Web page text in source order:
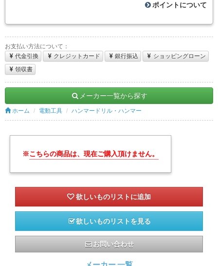
ポイントについて
お支払い方法について：
代金引換
クレジットカード 銀行振込
ショッピングローン
領収書
メーカー一覧から探す
ホーム 電動工具 ハンマードリル・ハンマー
※こちらの商品は、現在ご購入頂けません。
欲しいものリストを見る
お問い合わせ